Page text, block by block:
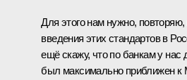
Для этого нам нужно,
введения этих стандартов в
ещё скажу, что по банкам у нас
был максимально приближен